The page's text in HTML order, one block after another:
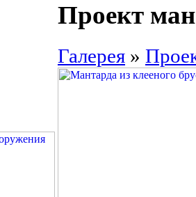
Проект
Галерея »